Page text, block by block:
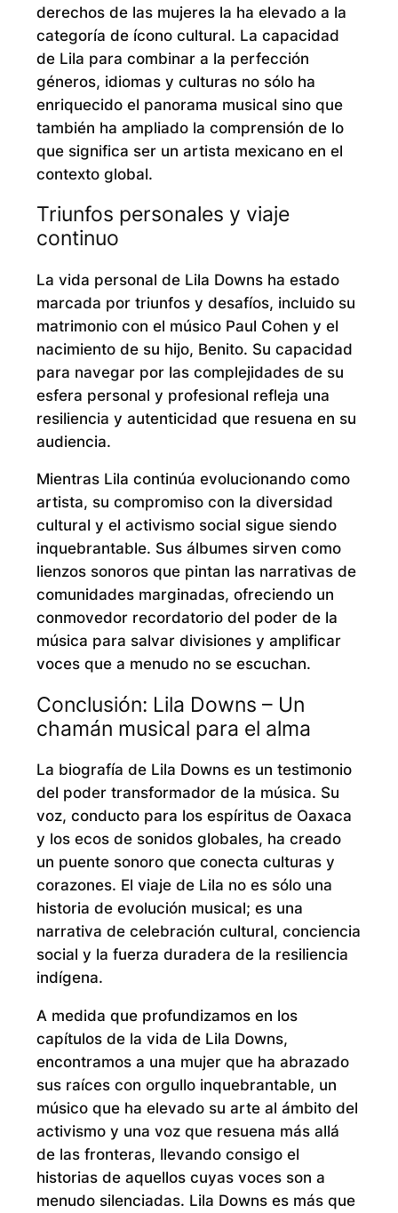
derechos de las mujeres la ha elevado a la
categoría de ícono cultural. La capacidad
de Lila para combinar a la perfección
géneros, idiomas y culturas no sólo ha
enriquecido el panorama musical sino que
también ha ampliado la comprensión de lo
que significa ser un artista mexicano en el
contexto global.
Triunfos personales y viaje
continuo
La vida personal de Lila Downs ha estado
marcada por triunfos y desafíos, incluido su
matrimonio con el músico Paul Cohen y el
nacimiento de su hijo, Benito. Su capacidad
para navegar por las complejidades de su
esfera personal y profesional refleja una
resiliencia y autenticidad que resuena en su
audiencia.
Mientras Lila continúa evolucionando como
artista, su compromiso con la diversidad
cultural y el activismo social sigue siendo
inquebrantable. Sus álbumes sirven como
lienzos sonoros que pintan las narrativas de
comunidades marginadas, ofreciendo un
conmovedor recordatorio del poder de la
música para salvar divisiones y amplificar
voces que a menudo no se escuchan.
Conclusión: Lila Downs – Un
chamán musical para el alma
La biografía de Lila Downs es un testimonio
del poder transformador de la música. Su
voz, conducto para los espíritus de Oaxaca
y los ecos de sonidos globales, ha creado
un puente sonoro que conecta culturas y
corazones. El viaje de Lila no es sólo una
historia de evolución musical; es una
narrativa de celebración cultural, conciencia
social y la fuerza duradera de la resiliencia
indígena.
A medida que profundizamos en los
capítulos de la vida de Lila Downs,
encontramos a una mujer que ha abrazado
sus raíces con orgullo inquebrantable, un
músico que ha elevado su arte al ámbito del
activismo y una voz que resuena más allá
de las fronteras, llevando consigo el
historias de aquellos cuyas voces son a
menudo silenciadas. Lila Downs es más que